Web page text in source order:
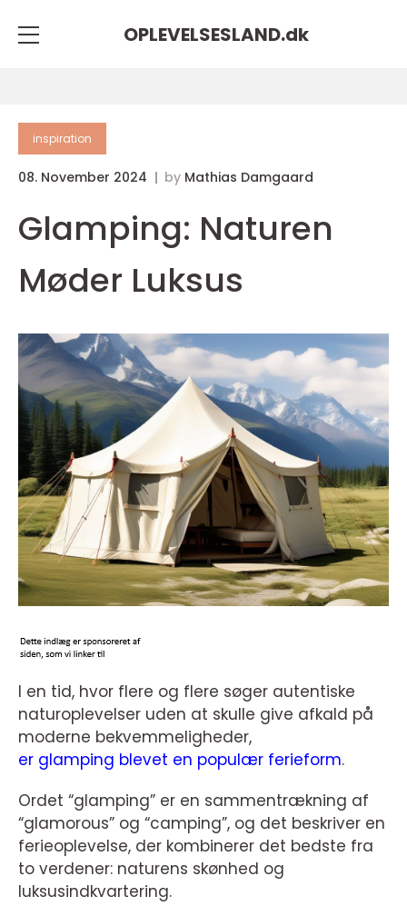
OPLEVELSESLAND.dk
inspiration
08. November 2024 by Mathias Damgaard
Glamping: Naturen
Møder Luksus
I en tid, hvor flere og flere søger autentiske
naturoplevelser uden at skulle give afkald på
moderne bekvemmeligheder,
er glamping blevet en populær ferieform.
Ordet “glamping” er en sammentrækning af
“glamorous” og “camping”, og det beskriver en
ferieoplevelse, der kombinerer det bedste fra
to verdener: naturens skønhed og
luksusindkvartering.